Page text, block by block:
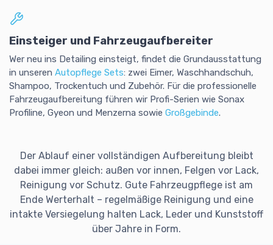
Einsteiger und Fahrzeugaufbereiter
Wer neu ins Detailing einsteigt, findet die Grundausstattung
in unseren Autopflege Sets: zwei Eimer, Waschhandschuh,
Shampoo, Trockentuch und Zubehör. Für die professionelle
Fahrzeugaufbereitung führen wir Profi-Serien wie Sonax
Profiline, Gyeon und Menzerna sowie Großgebinde.
Der Ablauf einer vollständigen Aufbereitung bleibt
dabei immer gleich: außen vor innen, Felgen vor Lack,
Reinigung vor Schutz. Gute Fahrzeugpflege ist am
Ende Werterhalt – regelmäßige Reinigung und eine
intakte Versiegelung halten Lack, Leder und Kunststoff
über Jahre in Form.